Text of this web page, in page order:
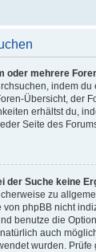
oder mehrere
indem
Übersicht, der
erhältst du,
Seite des
der Suche keine
zu
von phpBB nicht
benutze die
auch
wurden.